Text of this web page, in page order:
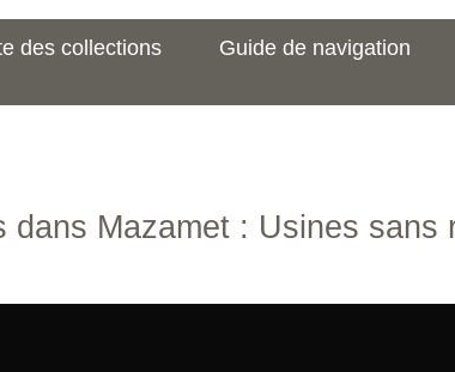
des collections Guide de navigation
dans Mazamet : Usines